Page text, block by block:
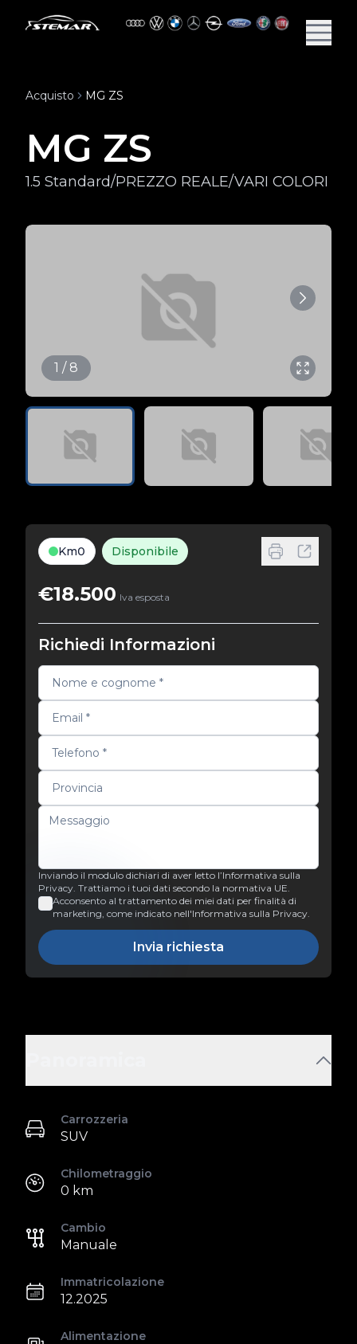
Acquisto MG ZS
MG ZS
1.5 Standard/PREZZO REALE/VARI COLORI
1 / 8
Km0 Disponibile
€18.500 Iva esposta
Richiedi Informazioni
Inviando il modulo dichiari di aver letto l’Informativa sulla
Privacy. Trattiamo i tuoi dati secondo la normativa UE.
Acconsento al trattamento dei miei dati per finalità di
marketing, come indicato nell'Informativa sulla Privacy.
Invia richiesta
Carrozzeria
SUV
Chilometraggio
0 km
Cambio
Manuale
Immatricolazione
12.2025
Alimentazione